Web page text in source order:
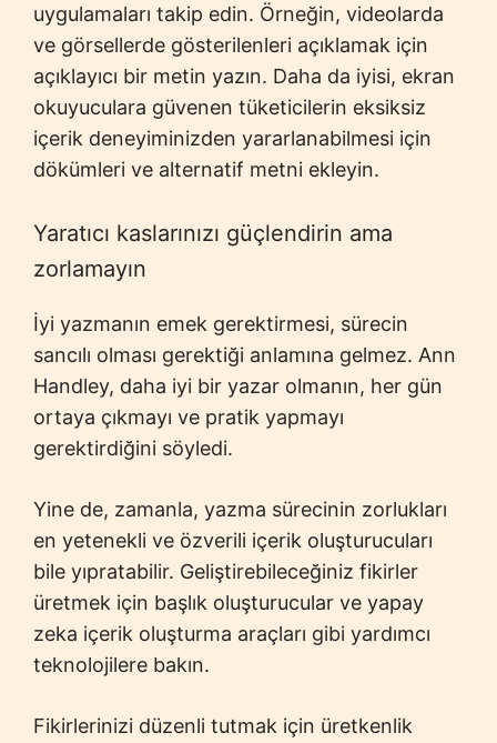
uygulamaları takip edin. Örneğin, videolarda
ve görsellerde gösterilenleri açıklamak için
açıklayıcı bir metin yazın. Daha da iyisi, ekran
okuyuculara güvenen tüketicilerin eksiksiz
içerik deneyiminizden yararlanabilmesi için
dökümleri ve alternatif metni ekleyin.
Yaratıcı kaslarınızı güçlendirin ama
zorlamayın
İyi yazmanın emek gerektirmesi, sürecin
sancılı olması gerektiği anlamına gelmez. Ann
Handley, daha iyi bir yazar olmanın, her gün
ortaya çıkmayı ve pratik yapmayı
gerektirdiğini söyledi.
Yine de, zamanla, yazma sürecinin zorlukları
en yetenekli ve özverili içerik oluşturucuları
bile yıpratabilir. Geliştirebileceğiniz fikirler
üretmek için başlık oluşturucular ve yapay
zeka içerik oluşturma araçları gibi yardımcı
teknolojilere bakın.
Fikirlerinizi düzenli tutmak için üretkenlik